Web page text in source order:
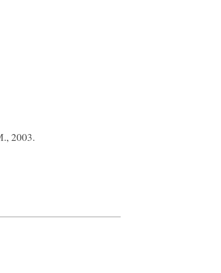
2003.